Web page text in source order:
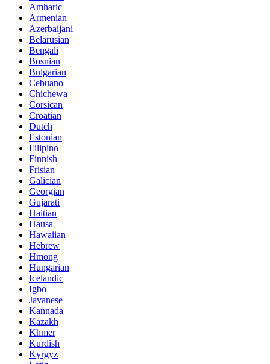
Amharic
Armenian
Azerbaijani
Belarusian
Bengali
Bosnian
Bulgarian
Cebuano
Chichewa
Corsican
Croatian
Dutch
Estonian
Filipino
Finnish
Frisian
Galician
Georgian
Gujarati
Haitian
Hausa
Hawaiian
Hebrew
Hmong
Hungarian
Icelandic
Igbo
Javanese
Kannada
Kazakh
Khmer
Kurdish
Kyrgyz